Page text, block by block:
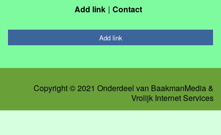
Add link Contact
Add link
Copyright © 2021 Onderdeel van BaakmanMedia &
Vrolijk Internet Services